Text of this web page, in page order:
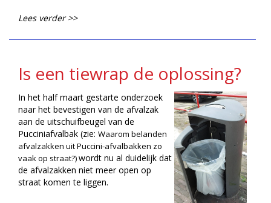
Lees verder >>
Is een tiewrap de oplossing?
In het half maart gestarte onderzoek
naar het bevestigen van de afvalzak
aan de uitschuifbeugel van de
Pucciniafvalbak (zie: Waarom belanden
afvalzakken uit Puccini-afvalbakken zo
vaak op straat?)wordt nu al duidelijk dat
de afvalzakken niet meer open op
straat komen te liggen.